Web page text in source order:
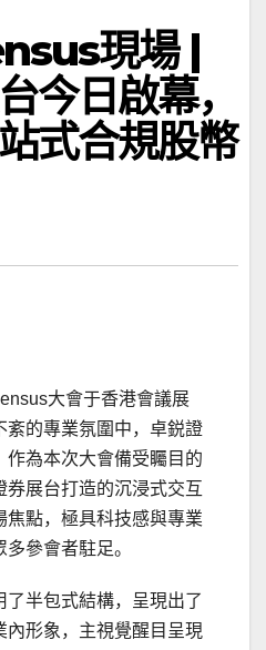
現場 |
今日啟幕，
式合規股幣
大會于香港會議展
紊的專業氛圍中，卓鋭證
作為本次大會備受矚目的
券展台打造的沉浸式交互
焦點，極具科技感與專業
參會者駐足。
半包式結構，呈現出了
內形象，主視覺醒目呈現